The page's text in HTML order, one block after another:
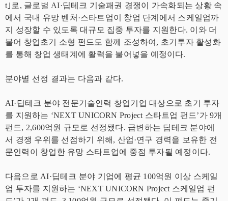
t｣로, 글로벌 AI·딥테크 기술패권 경쟁이 가속화되는 상황 속
에서 국내 유망 벤처·스타트업이 창업 단계에서 스케일업까
지 성장할 수 있도록 대규모 집중 투자를 지원한다. 이와 더
불어 창업초기 소형 펀드도 함께 조성하여, 초기투자 활성화
를 통해 창업 생태계에 활력을 불어넣을 예정이다.
분야별 선정 결과는 다음과 같다.
AI·딥테크 분야 전문기술인력 창업기업 대상으로 초기 투자
를 지원하는 ‘NEXT UNICORN Project 스타트업 펀드’가 9개
펀드, 2,600억원 규모로 선정됐다. 급변하는 딥테크 분야에
서 경쟁 우위를 선점하기 위해, 산업·연구 경력을 보유한 전
문인력이 창업한 유망 스타트업에 중점 투자될 예정이다.
다음으로 AI·딥테크 분야 기업에 평균 100억원 이상 스케일
업 투자를 지원하는 ‘NEXT UNICORN Project 스케일업 펀